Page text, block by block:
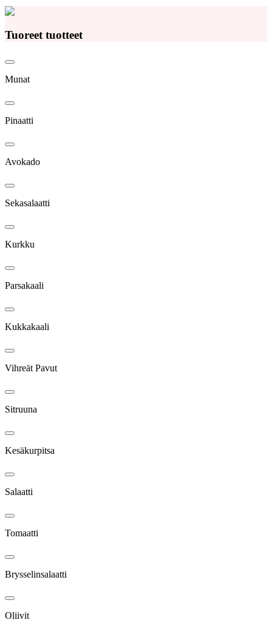
Tuoreet tuotteet
Munat
Pinaatti
Avokado
Sekasalaatti
Kurkku
Parsakaali
Kukkakaali
Vihreät Pavut
Sitruuna
Kesäkurpitsa
Salaatti
Tomaatti
Brysselinsalaatti
Oliivit